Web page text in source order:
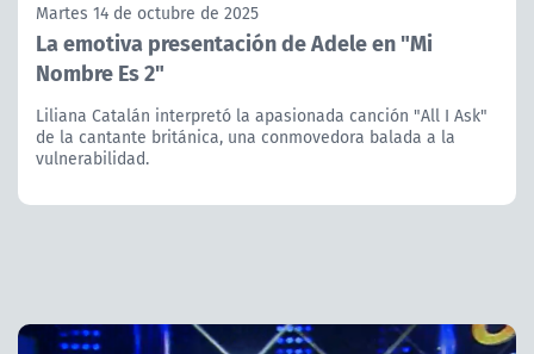
Martes 14 de octubre de 2025
La emotiva presentación de Adele en "Mi
Nombre Es 2"
Liliana Catalán interpretó la apasionada canción "All I Ask"
de la cantante británica, una conmovedora balada a la
vulnerabilidad.